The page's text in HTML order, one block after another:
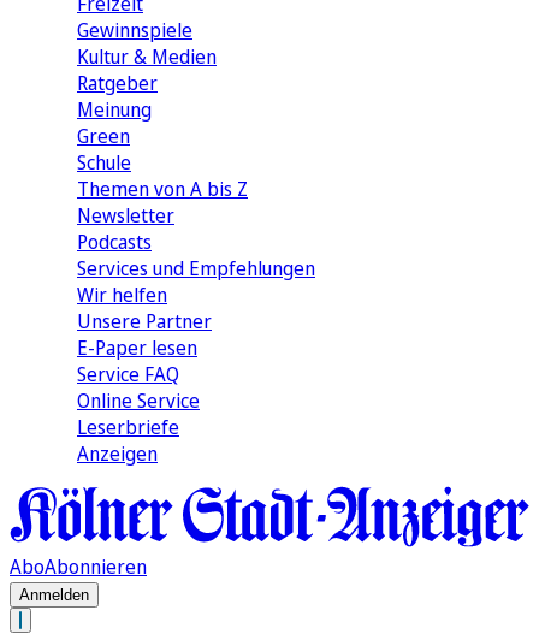
Gewinnspiele
Kultur & Medien
Ratgeber
Meinung
Green
Schule
Themen von A bis Z
Newsletter
Podcasts
Services und Empfehlungen
Wir helfen
Unsere Partner
E-Paper lesen
Service FAQ
Online Service
Leserbriefe
Anzeigen
AboAbonnieren
Anmelden